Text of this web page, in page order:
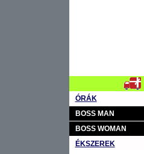
ÓRÁK
BOSS MAN
BOSS WOMAN
ÉKSZEREK